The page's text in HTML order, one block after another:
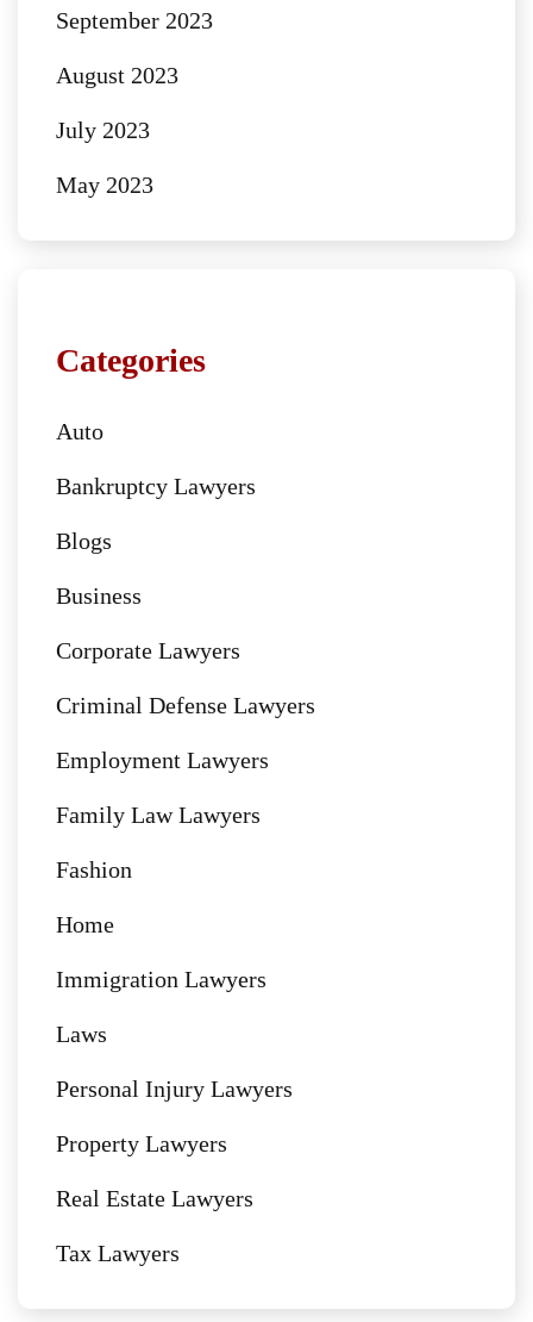
September 2023
August 2023
July 2023
May 2023
Categories
Auto
Bankruptcy Lawyers
Blogs
Business
Corporate Lawyers
Criminal Defense Lawyers
Employment Lawyers
Family Law Lawyers
Fashion
Home
Immigration Lawyers
Laws
Personal Injury Lawyers
Property Lawyers
Real Estate Lawyers
Tax Lawyers